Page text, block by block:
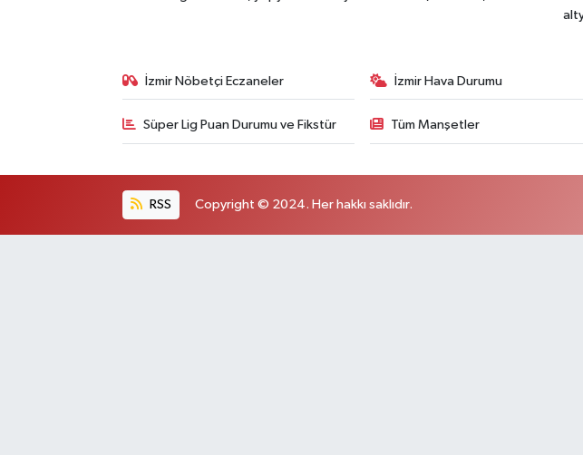
İzmir Nöbetçi Eczaneler İzmir Hava Durumu
Süper Lig Puan Durumu ve Fikstür Tüm Manşetler
RSS Copyright © 2024. Her hakkı saklıdır.